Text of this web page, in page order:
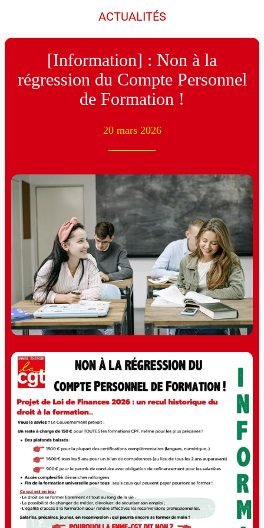
ACTUALITÉS
[Information] : Non à la
régression du Compte Personnel
de Formation !
20 mars 2026